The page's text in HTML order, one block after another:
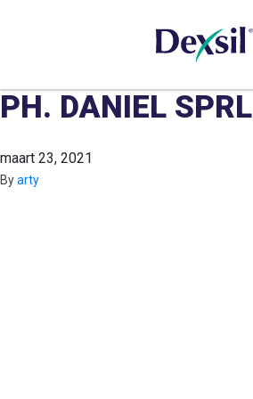
PH. DANIEL SPRL
maart 23, 2021
Byarty